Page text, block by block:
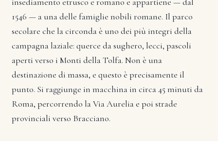
1546 — a una delle famiglie nobili romane. Il parco
secolare che la circonda è uno dei più integri della
campagna laziale: querce da sughero, lecci, pascoli
aperti verso i Monti della Tolfa. Non è una
destinazione di massa, e questo è precisamente il
punto. Si raggiunge in macchina in circa 45 minuti da
Roma, percorrendo la Via Aurelia e poi strade
provinciali verso Bracciano.